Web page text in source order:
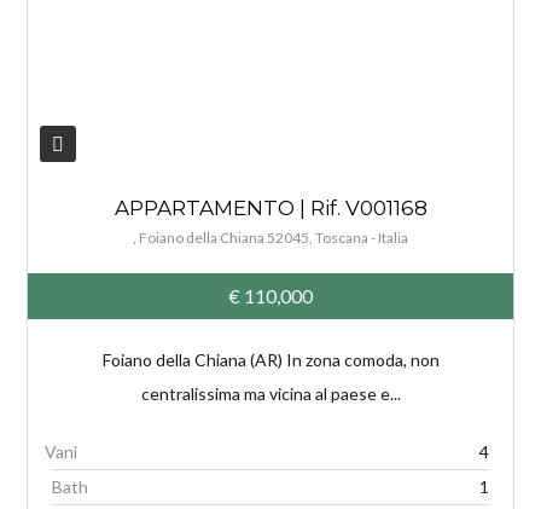
APPARTAMENTO | Rif. V001168
, Foiano della Chiana 52045, Toscana - Italia
€ 110,000
Foiano della Chiana (AR) In zona comoda, non
centralissima ma vicina al paese e...
4
Bath
1